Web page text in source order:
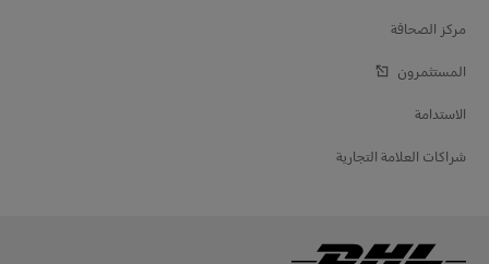
مركز الصحافة
المستثمرون
الاستدامة
شراكات العلامة التجارية